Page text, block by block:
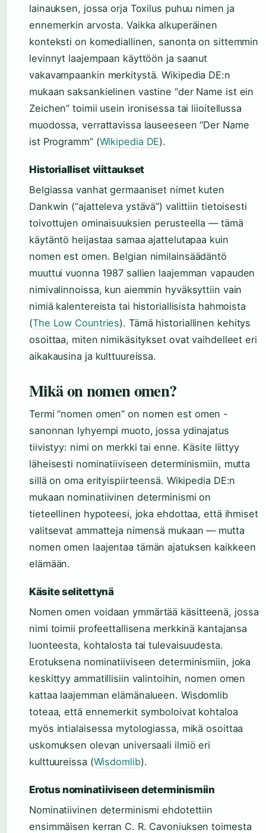
lainauksen, jossa orja Toxilus puhuu nimen ja
ennemerkin arvosta. Vaikka alkuperäinen
konteksti on komediallinen, sanonta on sittemmin
levinnyt laajempaan käyttöön ja saanut
vakavampaankin merkitystä. Wikipedia DE:n
mukaan saksankielinen vastine “der Name ist ein
Zeichen” toimii usein ironisessa tai liioitellussa
muodossa, verrattavissa lauseeseen “Der Name
ist Programm” (Wikipedia DE).
Historialliset viittaukset
Belgiassa vanhat germaaniset nimet kuten
Dankwin (“ajatteleva ystävä”) valittiin tietoisesti
toivottujen ominaisuuksien perusteella — tämä
käytäntö heijastaa samaa ajattelutapaa kuin
nomen est omen. Belgian nimilainsäädäntö
muuttui vuonna 1987 sallien laajemman vapauden
nimivalinnoissa, kun aiemmin hyväksyttiin vain
nimiä kalentereista tai historiallisista hahmoista
(The Low Countries). Tämä historiallinen kehitys
osoittaa, miten nimikäsitykset ovat vaihdelleet eri
aikakausina ja kulttuureissa.
Mikä on nomen omen?
Termi “nomen omen” on nomen est omen -
sanonnan lyhyempi muoto, jossa ydinajatus
tiivistyy: nimi on merkki tai enne. Käsite liittyy
läheisesti nominatiiviseen determinismiin, mutta
sillä on oma erityispiirteensä. Wikipedia DE:n
mukaan nominatiivinen determinismi on
tieteellinen hypoteesi, joka ehdottaa, että ihmiset
valitsevat ammatteja nimensä mukaan — mutta
nomen omen laajentaa tämän ajatuksen kaikkeen
elämään.
Käsite selitettynä
Nomen omen voidaan ymmärtää käsitteenä, jossa
nimi toimii profeettallisena merkkinä kantajansa
luonteesta, kohtalosta tai tulevaisuudesta.
Erotuksena nominatiiviseen determinismiin, joka
keskittyy ammatillisiin valintoihin, nomen omen
kattaa laajemman elämänalueen. Wisdomlib
toteaa, että ennemerkit symboloivat kohtaloa
myös intialaisessa mytologiassa, mikä osoittaa
uskomuksen olevan universaali ilmiö eri
kulttuureissa (Wisdomlib).
Erotus nominatiiviseen determinismiin
Nominatiivinen determinismi ehdotettiin
ensimmäisen kerran C. R. Cavoniuksen toimesta